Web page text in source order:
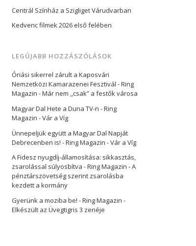
Centrál Színház a Szigliget Várudvarban
Kedvenc filmek 2026 első felében
LEGÚJABB HOZZÁSZÓLÁSOK
Óriási sikerrel zárult a Kaposvári
Nemzetközi Kamarazenei Fesztivál - Ring
Magazin -Már nem ,,csak” a festők városa
Magyar Dal Hete a Duna TV-n - Ring
Magazin -Vár a Víg
Ünnepeljük együtt a Magyar Dal Napját
Debrecenben is! - Ring Magazin -Vár a Víg
A Fidesz nyugdíj-államosítása: sikkasztás,
zsarolással súlyosbítva - Ring Magazin -A
pénztárszövetség szerint zsarolásba
kezdett a kormány
Gyerünk a moziba be! - Ring Magazin -
Elkészült az Üvegtigris 3 zenéje